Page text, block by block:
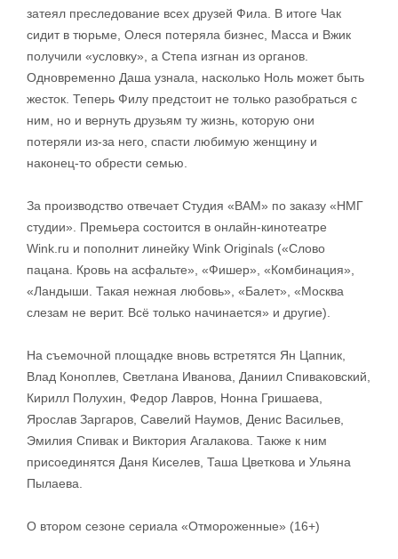
затеял преследование всех друзей Фила. В итоге Чак
сидит в тюрьме, Олеся потеряла бизнес, Масса и Вжик
получили «условку», а Степа изгнан из органов.
Одновременно Даша узнала, насколько Ноль может быть
жесток. Теперь Филу предстоит не только разобраться с
ним, но и вернуть друзьям ту жизнь, которую они
потеряли из-за него, спасти любимую женщину и
наконец-то обрести семью.
За производство отвечает Студия «ВАМ» по заказу «НМГ
студии». Премьера состоится в онлайн-кинотеатре
Wink.ru и пополнит линейку Wink Originals («‎Слово
пацана. Кровь на асфальте»‎, «Фишер», «Комбинация»,
«Ландыши. Такая нежная любовь», «‎Балет»‎, «Москва
слезам не верит. Всё только начинается» и другие).
На съемочной площадке вновь встретятся Ян Цапник,
Влад Коноплев, Светлана Иванова, Даниил Спиваковский,
Кирилл Полухин, Федор Лавров, Нонна Гришаева,
Ярослав Заргаров, Савелий Наумов, Денис Васильев,
Эмилия Спивак и Виктория Агалакова. Также к ним
присоединятся Даня Киселев, Таша Цветкова и Ульяна
Пылаева.
О втором сезоне сериала «Отмороженные» (16+)